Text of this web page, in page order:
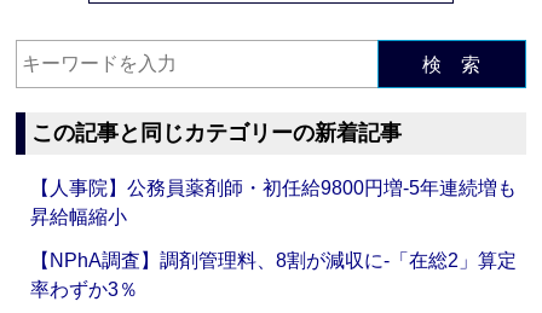
検 索
この記事と同じカテゴリーの新着記事
【人事院】公務員薬剤師・初任給9800円増‐5年連続増も
昇給幅縮小
【NPhA調査】調剤管理料、8割が減収に‐「在総2」算定
率わずか3％